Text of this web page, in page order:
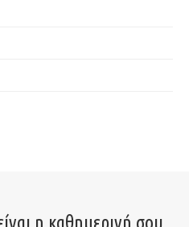
η καθημερινή σου